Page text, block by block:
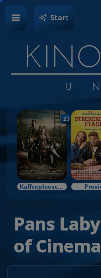
Start
2D
Kaffeeplausch & Kinozauber
Pans
of Cinema